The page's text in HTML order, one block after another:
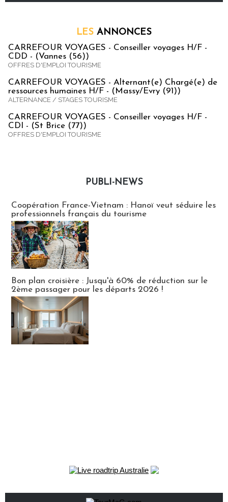
LES ANNONCES
CARREFOUR VOYAGES - Conseiller voyages H/F -
CDD - (Vannes (56))
OFFRES D'EMPLOI TOURISME
CARREFOUR VOYAGES - Alternant(e) Chargé(e) de
ressources humaines H/F - (Massy/Evry (91))
ALTERNANCE / STAGES TOURISME
CARREFOUR VOYAGES - Conseiller voyages H/F -
CDI - (St Brice (77))
OFFRES D'EMPLOI TOURISME
PUBLI-NEWS
Coopération France-Vietnam : Hanoï veut séduire les
professionnels français du tourisme
Bon plan croisière : Jusqu'à 60% de réduction sur le
2ème passager pour les départs 2026 !